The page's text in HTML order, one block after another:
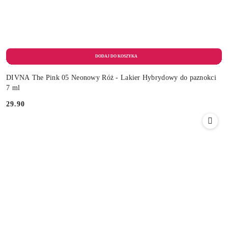
DIVNA The Pink 05 Neonowy Róż - Lakier Hybrydowy do paznokci
7 ml
Cena:
29.90